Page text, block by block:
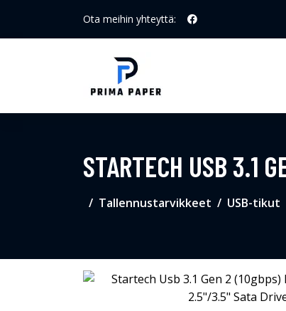
Ota meihin yhteyttä:
STARTECH USB 3.1
Tallennustarvikkeet USB-tikut